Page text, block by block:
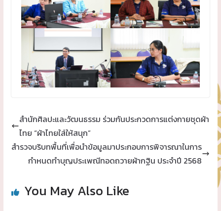
สำนักศิลปะและวัฒนธรรม ร่วมกันประกวดการแต่งกายชุดผ้า
ไทย “ผ้าไทยใส่ให้สนุก”
สำรวจบริบทพื้นที่เพื่อนำข้อมูลมาประกอบการพิจารณาในการ
กำหนดทำบุญประเพณีทอดถวายผ้ากฐิน ประจำปี 2568
You May Also Like